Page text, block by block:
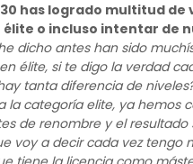
has logrado multitud de
o incluso intentar de
dicho antes han sido
élite, si te digo la verdad
tanta diferencia de
la categoría elite, ya hemos
de renombre y el
voy a decir cada vez tengo